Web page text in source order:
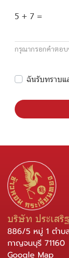
5 + 7 =
กรุณากรอกคำตอ
ฉันรับทราบแ
บริษัท ประเสริ
886/5 หมู่ 1 ตำบ
กาญจนบุรี 71160
Google Map